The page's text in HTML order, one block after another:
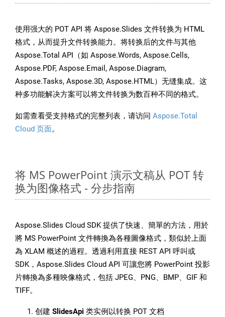
使用强大的 POT API 将 Aspose.Slides 文件转换为 HTML
格式，从而提升文件转换能力。将转换后的文件与其他
Aspose.Total API（如 Aspose.Words, Aspose.Cells,
Aspose.PDF, Aspose.Email, Aspose.Diagram,
Aspose.Tasks, Aspose.3D, Aspose.HTML）无缝集成。这
种多功能解决方案可以将文件转换为数百种不同的格式。
如需查看受支持格式的完整列表，请访问 Aspose.Total
Cloud 页面。
将 MS PowerPoint 演示文稿从 POT 转
换为图像格式 - 分步指南
Aspose.Slides Cloud SDK 提供了快速、簡單的方法，用於
將 MS PowerPoint 文件轉換為各種圖像格式，類似於上面
為 XLAM 概述的過程。透過利用直接 REST API 呼叫或
SDK，Aspose.Slides Cloud API 可讓您將 PowerPoint 投影
片轉換為多種映像格式，包括 JPEG、PNG、BMP、GIF 和
TIFF。
创建 SlidesApi 类实例以转换 POT 文档